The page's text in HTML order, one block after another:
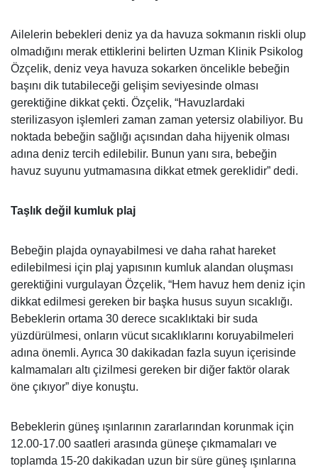
Ailelerin bebekleri deniz ya da havuza sokmanın riskli olup
olmadığını merak ettiklerini belirten Uzman Klinik Psikolog
Özçelik, deniz veya havuza sokarken öncelikle bebeğin
başını dik tutabileceği gelişim seviyesinde olması
gerektiğine dikkat çekti. Özçelik, “Havuzlardaki
sterilizasyon işlemleri zaman zaman yetersiz olabiliyor. Bu
noktada bebeğin sağlığı açısından daha hijyenik olması
adına deniz tercih edilebilir. Bunun yanı sıra, bebeğin
havuz suyunu yutmamasına dikkat etmek gereklidir” dedi.
Taşlık değil kumluk plaj
Bebeğin plajda oynayabilmesi ve daha rahat hareket
edilebilmesi için plaj yapısının kumluk alandan oluşması
gerektiğini vurgulayan Özçelik, “Hem havuz hem deniz için
dikkat edilmesi gereken bir başka husus suyun sıcaklığı.
Bebeklerin ortama 30 derece sıcaklıktaki bir suda
yüzdürülmesi, onların vücut sıcaklıklarını koruyabilmeleri
adına önemli. Ayrıca 30 dakikadan fazla suyun içerisinde
kalmamaları altı çizilmesi gereken bir diğer faktör olarak
öne çıkıyor” diye konuştu.
Bebeklerin güneş ışınlarının zararlarından korunmak için
12.00-17.00 saatleri arasında güneşe çıkmamaları ve
toplamda 15-20 dakikadan uzun bir süre güneş ışınlarına